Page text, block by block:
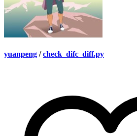
yuanpeng / check_difc_diff.py